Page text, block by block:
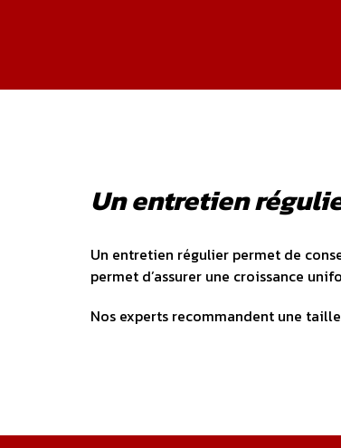
Un entretien
Un entretien régulier permet de
permet d’assurer une croissance
Nos experts recommandent une